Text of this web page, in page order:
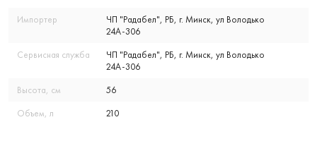
Импортер
ЧП "Радабел", РБ, г. Минск, ул Володько
24А-306
Сервисная служба
ЧП "Радабел", РБ, г. Минск, ул Володько
24А-306
Высота, см 56
Объем, л 210